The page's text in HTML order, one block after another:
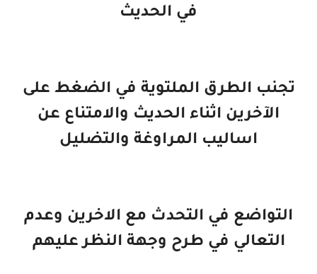
في الحديث
تجنب الطرق الملتوية في الضغط على
الآخرين اثناء الحديث والامتناع عن
اساليب المراوغة والتضليل
التواضع في التحدث مع الاخرين وعدم
التعالي في طرح وجهة النظر عليهم